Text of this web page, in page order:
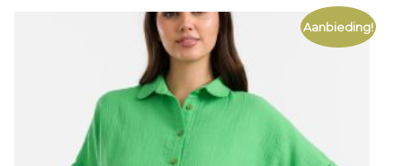
Aanbieding!